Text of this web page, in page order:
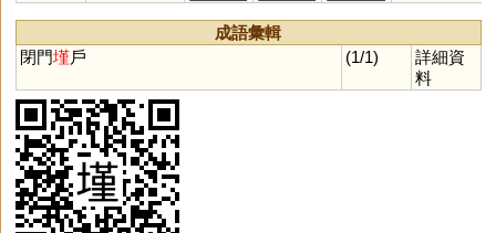
成語彙輯
閉門墐戶 (1/1)
詳細資
料